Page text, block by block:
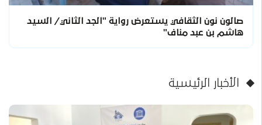
صالون نون الثقافي يستعرض رواية "الجد الثاني/ السيد
هاشم بن عبد مناف"
الأخبار الرئيسية